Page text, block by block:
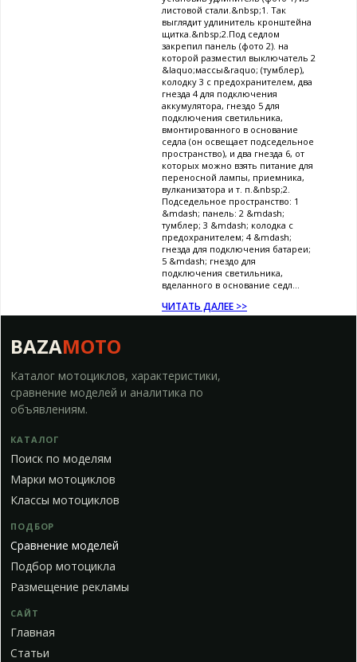
листовой стали.&nbsp;1. Так
выглядит удлинитель кронштейна
щитка.&nbsp;2.Под седлом
закрепил панель (фото 2). на
которой разместил выключатель 2
&laquo;массы&raquo; (тумблер),
колодку 3 с предохранителем, два
гнезда 4 для подключения
аккумулятора, гнездо 5 для
подключения светильника,
вмонтированного в основание
седла (он освещает подседельное
пространство), и два гнезда 6, от
которых можно взять питание для
переносной лампы, приемника,
вулканизатора и т. п.&nbsp;2.
Подседельное пространство: 1
&mdash; панель: 2 &mdash;
тумблер; 3 &mdash; колодка с
предохранителем; 4 &mdash;
гнезда для подключения батареи;
5 &mdash; гнездо для
подключения светильника,
вделанного в основание седл...
ЧИТАТЬ ДАЛЕЕ >>
BAZAMOTO
Каталог мотоциклов, характеристики,
сравнение моделей и аналитика по
объявлениям.
КАТАЛОГ
Поиск по моделям
Марки мотоциклов
Классы мотоциклов
ПОДБОР
Сравнение моделей
Подбор мотоцикла
Размещение рекламы
САЙТ
Главная
Статьи